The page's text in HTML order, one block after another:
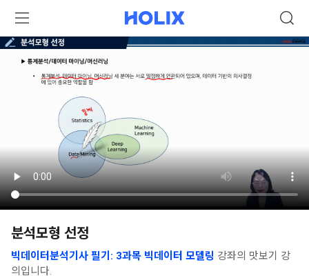
분석모형 선정
빅데이터분석기사 필기: 3과목 빅데이터 모델링 강좌의 맛보기 강
의입니다.